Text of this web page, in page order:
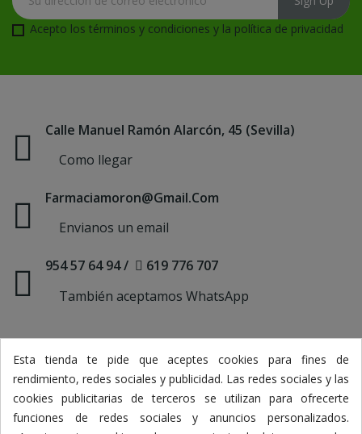
Acepto los términos y condiciones y la política de privacidad
Calle Manuel Ramón Alarcón, 45 (Sevilla)
Como llegar
Farmaciamoron@gmail.com
Envianos un email
954 57 64 94/
619 776 707
También aceptamos WhatsApp
Información
Nuestros Productos
Esta tienda te pide que aceptes cookies para fines de
rendimiento, redes sociales y publicidad. Las redes sociales y las
cookies publicitarias de terceros se utilizan para ofrecerte
funciones de redes sociales y anuncios personalizados.